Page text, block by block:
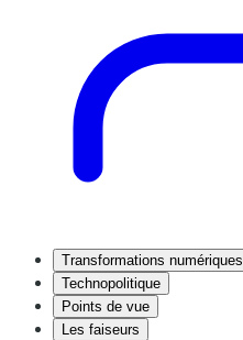
Transformations numériques
Technopolitique
Points de vue
Les faiseurs